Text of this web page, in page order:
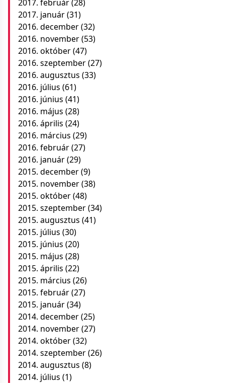
2017. február(28)
2017. január(31)
2016. december(32)
2016. november(53)
2016. október(47)
2016. szeptember(27)
2016. augusztus (33)
2016. július (61)
2016. június (41)
2016. május (28)
2016. április (24)
2016. március (29)
2016. február(27)
2016. január(29)
2015. december(9)
2015. november(38)
2015. október(48)
2015. szeptember(34)
2015. augusztus (41)
2015. július (30)
2015. június (20)
2015. május (28)
2015. április (22)
2015. március (26)
2015. február(27)
2015. január(34)
2014. december(25)
2014. november(27)
2014. október(32)
2014. szeptember(26)
2014. augusztus (8)
2014. július (1)